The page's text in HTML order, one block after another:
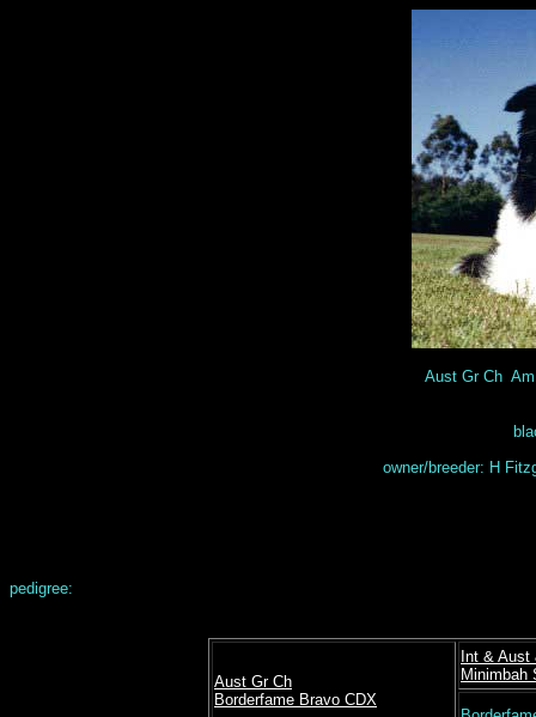
Aust Gr Ch Am
owner/breeder: H
pedigree:
Aust Gr Ch
Borderfame Bravo CDX
Int &
Minimbah